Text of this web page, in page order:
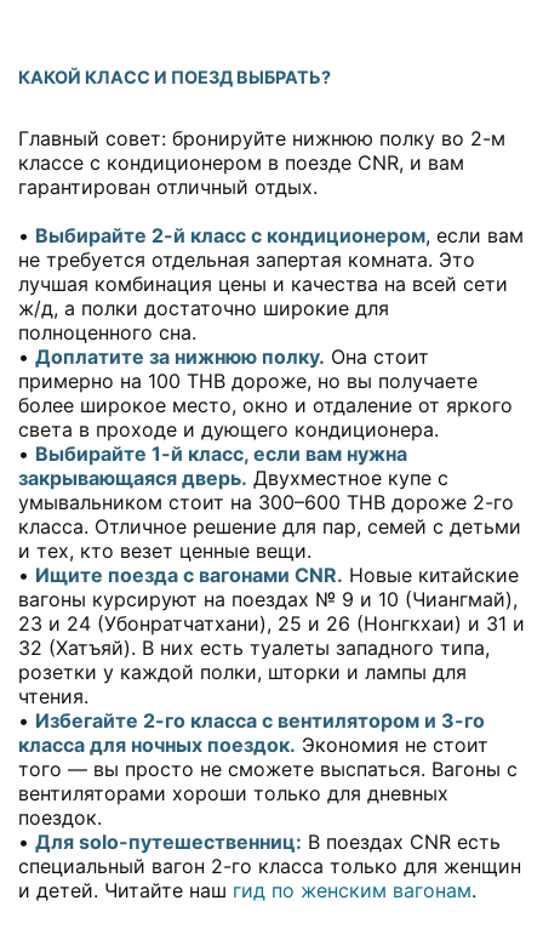
КАКОЙ КЛАСС И ПОЕЗД ВЫБРАТЬ?
Главный совет: бронируйте нижнюю полку во 2-м
классе с кондиционером в поезде CNR, и вам
гарантирован отличный отдых.
• Выбирайте 2-й класс с кондиционером, если вам
не требуется отдельная запертая комната. Это
лучшая комбинация цены и качества на всей сети
ж/д, а полки достаточно широкие для
полноценного сна.
• Доплатите за нижнюю полку. Она стоит
примерно на 100 THB дороже, но вы получаете
более широкое место, окно и отдаление от яркого
света в проходе и дующего кондиционера.
• Выбирайте 1-й класс, если вам нужна
закрывающаяся дверь. Двухместное купе с
умывальником стоит на 300–600 THB дороже 2-го
класса. Отличное решение для пар, семей с детьми
и тех, кто везет ценные вещи.
• Ищите поезда с вагонами CNR. Новые китайские
вагоны курсируют на поездах № 9 и 10 (Чиангмай),
23 и 24 (Убонратчатхани), 25 и 26 (Нонгкхаи) и 31 и
32 (Хатъяй). В них есть туалеты западного типа,
розетки у каждой полки, шторки и лампы для
чтения.
• Избегайте 2-го класса с вентилятором и 3-го
класса для ночных поездок. Экономия не стоит
того — вы просто не сможете выспаться. Вагоны с
вентиляторами хороши только для дневных
поездок.
• Для solo-путешественниц: В поездах CNR есть
специальный вагон 2-го класса только для женщин
и детей. Читайте наш гид по женским вагонам.